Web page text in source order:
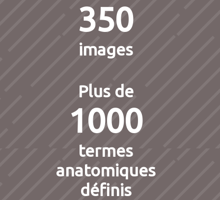
350
images
Plus de
1000
termes
anatomiques
définis